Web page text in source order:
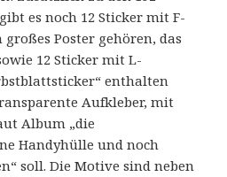
es noch 12 Sticker mit F-
Poster gehören, das
12 Sticker mit L-
enthalten
Aufkleber, mit
Album „die
Handyhülle und noch
soll. Die Motive sind neben